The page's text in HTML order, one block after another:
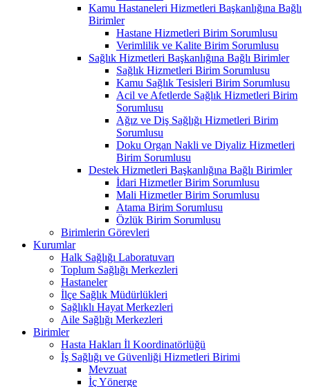
Kamu Hastaneleri Hizmetleri Başkanlığına Bağlı
Birimler
Hastane Hizmetleri Birim Sorumlusu
Verimlilik ve Kalite Birim Sorumlusu
Sağlık Hizmetleri Başkanlığına Bağlı Birimler
Sağlık Hizmetleri Birim Sorumlusu
Kamu Sağlık Tesisleri Birim Sorumlusu
Acil ve Afetlerde Sağlık Hizmetleri Birim
Sorumlusu
Ağız ve Diş Sağlığı Hizmetleri Birim
Sorumlusu
Doku Organ Nakli ve Diyaliz Hizmetleri
Birim Sorumlusu
Destek Hizmetleri Başkanlığına Bağlı Birimler
İdari Hizmetler Birim Sorumlusu
Mali Hizmetler Birim Sorumlusu
Atama Birim Sorumlusu
Özlük Birim Sorumlusu
Birimlerin Görevleri
Kurumlar
Halk Sağlığı Laboratuvarı
Toplum Sağlığı Merkezleri
Hastaneler
İlçe Sağlık Müdürlükleri
Sağlıklı Hayat Merkezleri
Aile Sağlığı Merkezleri
Birimler
Hasta Hakları İl Koordinatörlüğü
İş Sağlığı ve Güvenliği Hizmetleri Birimi
Mevzuat
İç Yönerge